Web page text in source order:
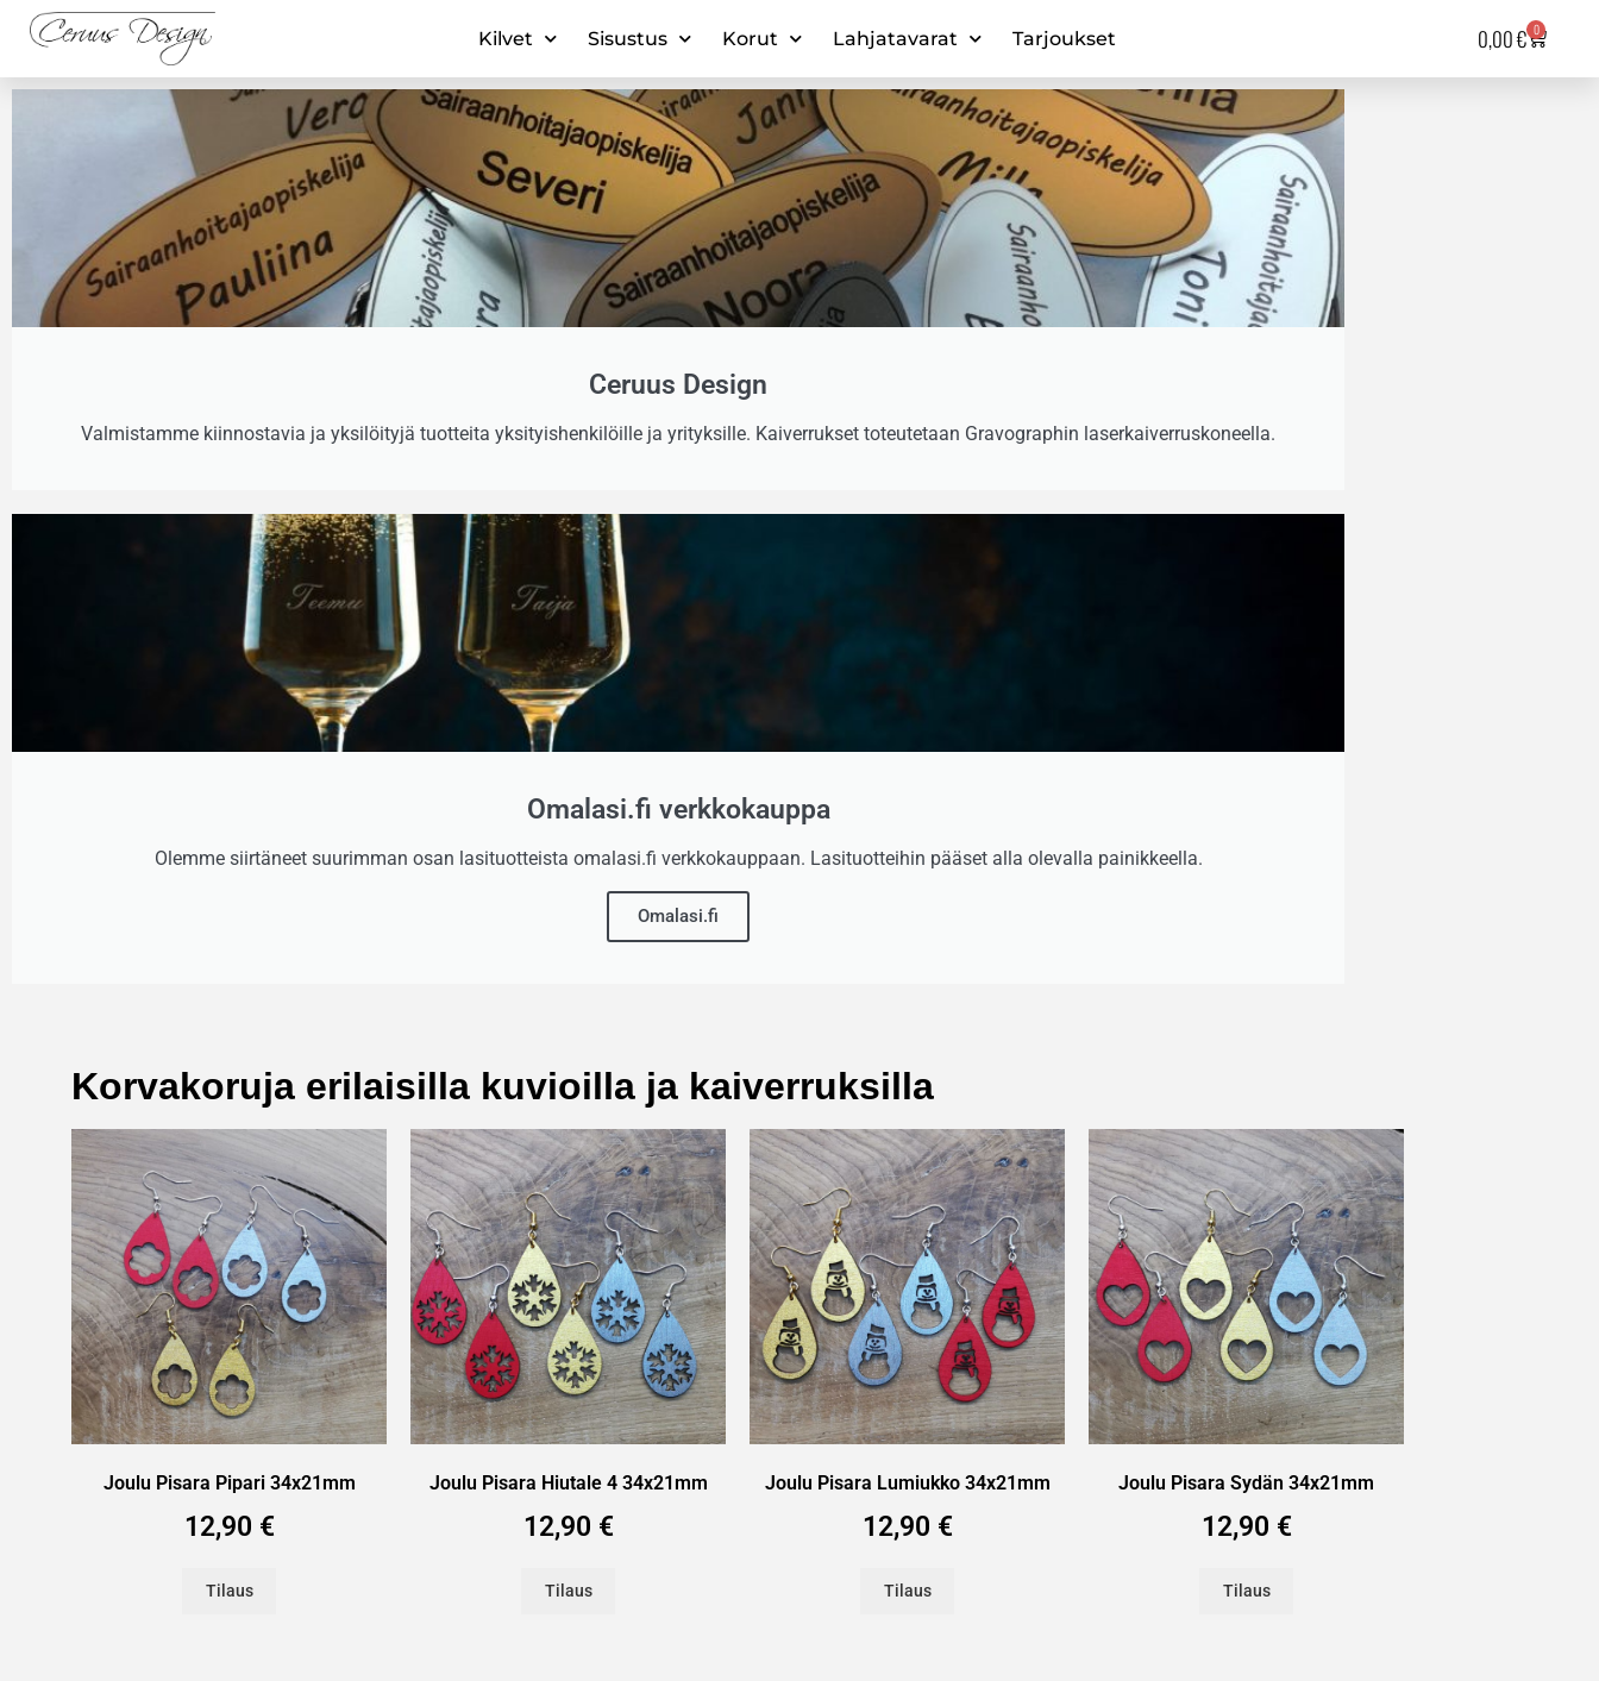
Kilvet Sisustus Korut Lahjatavarat Tarjoukset 0,00€ 0
Ceruus Design
Valmistamme kiinnostavia ja yksilöityjä tuotteita yksityishenkilöille ja yrityksille. Kaiverrukset toteutetaan Gravographin laserkaiverruskoneella.
Omalasi.fi verkkokauppa
Olemme siirtäneet suurimman osan lasituotteista omalasi.fi verkkokauppaan. Lasituotteihin pääset alla olevalla painikkeella.
Omalasi.fi
Korvakoruja erilaisilla kuvioilla ja kaiverruksilla
Joulu Pisara Pipari 34x21mm
12,90 €
Tilaus
Joulu Pisara Hiutale 4 34x21mm
12,90 €
Tilaus
Joulu Pisara Lumiukko 34x21mm
12,90 €
Tilaus
Joulu Pisara Sydän 34x21mm
12,90 €
Tilaus